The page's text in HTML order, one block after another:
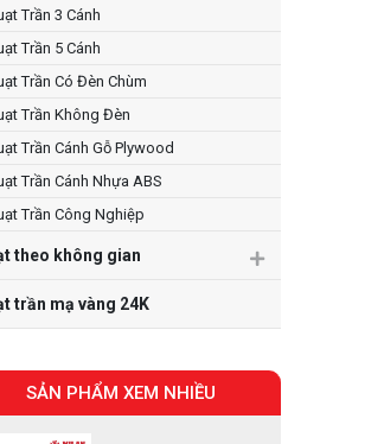
Trần 3 Cánh
Trần 5 Cánh
Trần Có Đèn Chùm
Trần Không Đèn
Trần Cánh Gỗ Plywood
Trần Cánh Nhựa ABS
Trần Công Nghiệp
theo không gian
trần mạ vàng 24K
SẢN PHẨM XEM NHIỀU